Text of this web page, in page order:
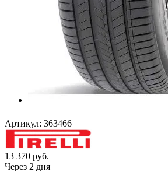
Артикул: 363466
13 370 руб.
Через 2 дня